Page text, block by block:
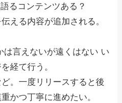
るコンテンツある？
える内容が追加される。
は言えないが遠くはない い
経て行う。
。一度リリースすると後
かつ丁寧に進めたい。